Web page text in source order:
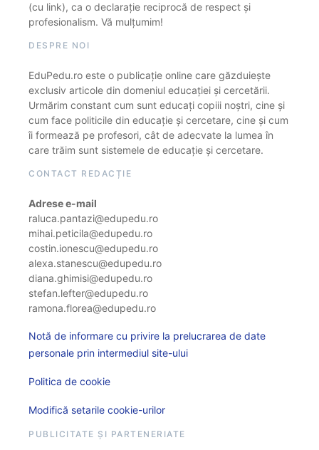
(cu link), ca o declarație reciprocă de respect și
profesionalism. Vă mulțumim!
DESPRE NOI
EduPedu.ro este o publicație online care găzduiește
exclusiv articole din domeniul educației și cercetării.
Urmărim constant cum sunt educați copiii noștri, cine și
cum face politicile din educație și cercetare, cine și cum
îi formează pe profesori, cât de adecvate la lumea în
care trăim sunt sistemele de educație și cercetare.
CONTACT REDACȚIE
Adrese e-mail
raluca.pantazi@edupedu.ro
mihai.peticila@edupedu.ro
costin.ionescu@edupedu.ro
alexa.stanescu@edupedu.ro
diana.ghimisi@edupedu.ro
stefan.lefter@edupedu.ro
ramona.florea@edupedu.ro
Notă de informare cu privire la prelucrarea de date
personale prin intermediul site-ului
Politica de cookie
Modifică setarile cookie-urilor
PUBLICITATE ȘI PARTENERIATE